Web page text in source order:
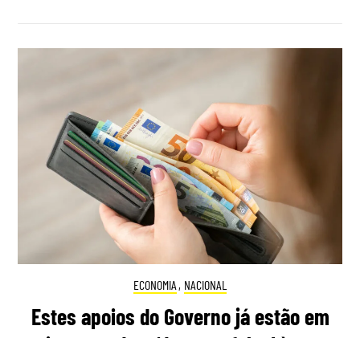
ECONOMIA , NACIONAL
Estes apoios do Governo já estão em